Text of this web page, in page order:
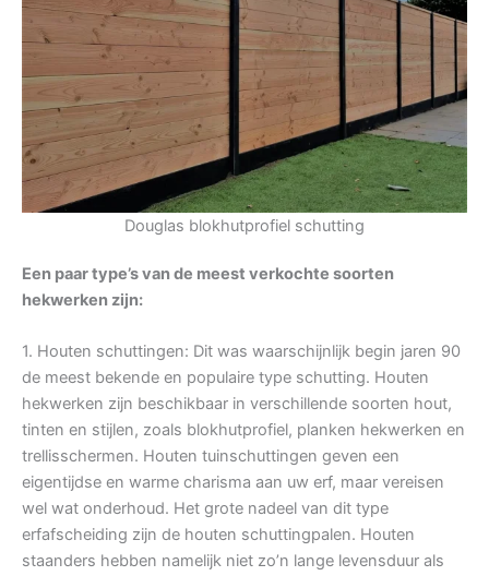
Douglas blokhutprofiel schutting
Een paar type’s van de meest verkochte soorten
hekwerken zijn:
1. Houten schuttingen: Dit was waarschijnlijk begin jaren 90
de meest bekende en populaire type schutting. Houten
hekwerken zijn beschikbaar in verschillende soorten hout,
tinten en stijlen, zoals blokhutprofiel, planken hekwerken en
trellisschermen. Houten tuinschuttingen geven een
eigentijdse en warme charisma aan uw erf, maar vereisen
wel wat onderhoud. Het grote nadeel van dit type
erfafscheiding zijn de houten schuttingpalen. Houten
staanders hebben namelijk niet zo’n lange levensduur als